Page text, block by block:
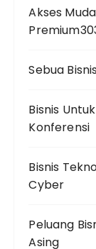
Akses
Sebua
Bisnis
Konferensi
Bisnis
Cyber
Peluang
Asing